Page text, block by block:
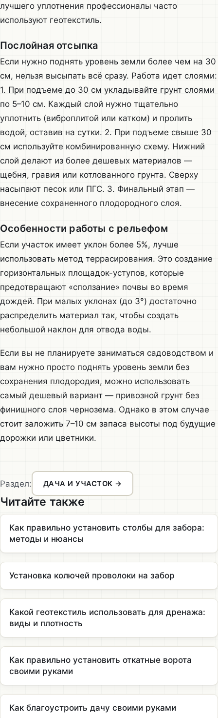
лучшего уплотнения профессионалы часто
используют геотекстиль.
Послойная отсыпка
Если нужно поднять уровень земли более чем на 30
см, нельзя высыпать всё сразу. Работа идет слоями:
1. При подъеме до 30 см укладывайте грунт слоями
по 5–10 см. Каждый слой нужно тщательно
уплотнить (виброплитой или катком) и пролить
водой, оставив на сутки. 2. При подъеме свыше 30
см используйте комбинированную схему. Нижний
слой делают из более дешевых материалов —
щебня, гравия или котлованного грунта. Сверху
насыпают песок или ПГС. 3. Финальный этап —
внесение сохраненного плодородного слоя.
Особенности работы с рельефом
Если участок имеет уклон более 5%, лучше
использовать метод террасирования. Это создание
горизонтальных площадок-уступов, которые
предотвращают «сползание» почвы во время
дождей. При малых уклонах (до 3°) достаточно
распределить материал так, чтобы создать
небольшой наклон для отвода воды.
Если вы не планируете заниматься садоводством и
вам нужно просто поднять уровень земли без
сохранения плодородия, можно использовать
самый дешевый вариант — привозной грунт без
финишного слоя чернозема. Однако в этом случае
стоит заложить 7–10 см запаса высоты под будущие
дорожки или цветники.
Раздел: ДАЧА И УЧАСТОК →
Читайте также
Как правильно установить столбы для забора:
методы и нюансы
Установка колючей проволоки на забор
Какой геотекстиль использовать для дренажа:
виды и плотность
Как правильно установить откатные ворота
своими руками
Как благоустроить дачу своими руками